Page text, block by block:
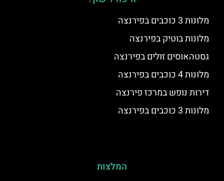
מלונות 3 כוכבים בפירנצה
מלונות בוטיק בפירנצה
גסטהאוסים זולים בפירנצה
מלונות 4 כוכבים בפירנצה
דירות נופש במרכז פירנצה
מלונות 3 כוכבים בפירנצה
המלצות